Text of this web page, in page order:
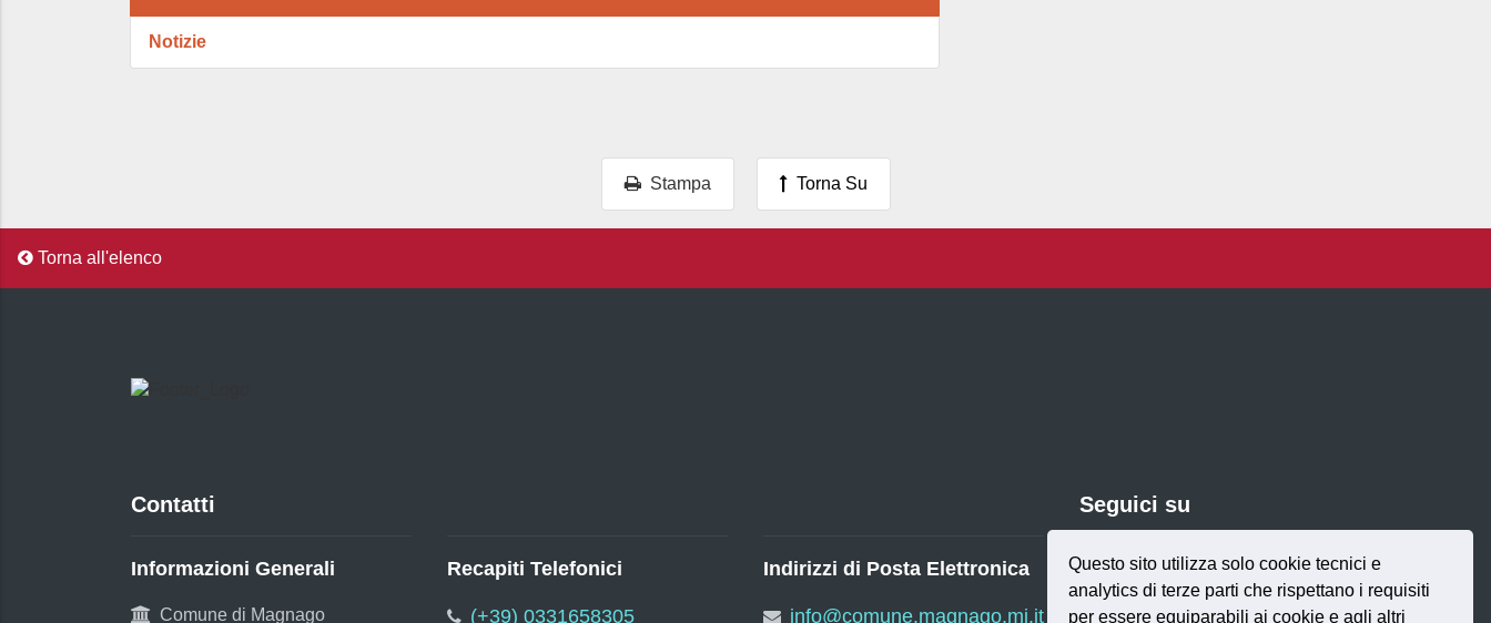
Questo sito utilizza solo cookie tecnici e
analytics di terze parti che rispettano i requisiti
per essere equiparabili ai cookie e agli altri
Notizie
Stampa Torna Su
Torna all'elenco
Contatti
Informazioni Generali
Comune di Magnago
Recapiti Telefonici
(+39) 0331658305
Indirizzi di Posta Elettronica
info@comune.magnago.mi.it
Seguici su
TwitterRSS